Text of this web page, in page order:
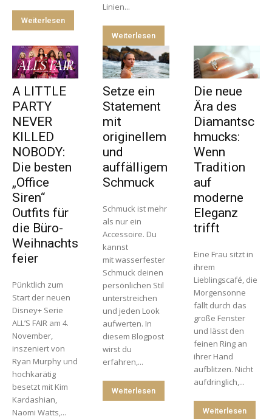
Weiterlesen
Linien...
Weiterlesen
A LITTLE
PARTY
NEVER
KILLED
NOBODY:
Die besten
„Office
Siren“
Outfits für
die Büro-
Weihnachts
feier
Pünktlich zum
Start der neuen
Disney+ Serie
ALL’S FAIR am 4.
November,
inszeniert von
Ryan Murphy und
hochkarätig
besetzt mit Kim
Kardashian,
Naomi Watts,...
Setze ein
Statement
mit
originellem
und
auffälligem
Schmuck
Schmuck ist mehr
als nur ein
Accessoire. Du
kannst
mit wasserfester
Schmuck deinen
persönlichen Stil
unterstreichen
und jeden Look
aufwerten. In
diesem Blogpost
wirst du
erfahren,...
Weiterlesen
Die neue
Ära des
Diamantsc
hmucks:
Wenn
Tradition
auf
moderne
Eleganz
trifft
Eine Frau sitzt in
ihrem
Lieblingscafé, die
Morgensonne
fällt durch das
große Fenster
und lässt den
feinen Ring an
ihrer Hand
aufblitzen. Nicht
aufdringlich,...
Weiterlesen